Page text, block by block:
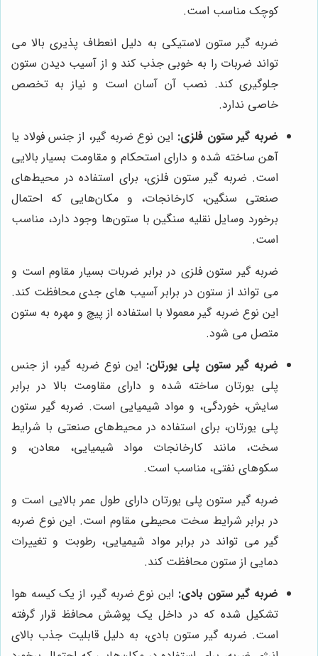
کوچک مناسب است.
ضربه گیر ستون لاستیکی به دلیل انعطاف پذیری بالا می
تواند ضربات را به خوبی جذب کند و از آسیب دیدن ستون
جلوگیری کند. نصب آن آسان است و نیاز به تخصص
خاصی ندارد.
ضربه گیر ستون فلزی: این نوع ضربه گیر، از جنس فولاد یا
آهن ساخته شده و دارای استحکام و مقاومت بسیار بالایی
است. ضربه گیر ستون فلزی، برای استفاده در محیط‌های
صنعتی سنگین، کارخانجات، و مکان‌هایی که احتمال
برخورد وسایل نقلیه سنگین با ستون‌ها وجود دارد، مناسب
است.
ضربه گیر ستون فلزی در برابر ضربات بسیار مقاوم است و
می تواند از ستون در برابر آسیب های جدی محافظت کند.
این نوع ضربه گیر معمولا با استفاده از پیچ و مهره به ستون
متصل می شود.
ضربه گیر ستون پلی یورتان: این نوع ضربه گیر، از جنس
پلی یورتان ساخته شده و دارای مقاومت بالا در برابر
سایش، خوردگی، و مواد شیمیایی است. ضربه گیر ستون
پلی یورتان، برای استفاده در محیط‌های صنعتی با شرایط
سخت، مانند کارخانجات مواد شیمیایی، معادن، و
سکوهای نفتی، مناسب است.
ضربه گیر ستون پلی یورتان دارای طول عمر بالایی است و
در برابر شرایط سخت محیطی مقاوم است. این نوع ضربه
گیر می تواند در برابر مواد شیمیایی، رطوبت و تغییرات
دمایی از ستون محافظت کند.
ضربه گیر ستون بادی: این نوع ضربه گیر، از یک کیسه هوا
تشکیل شده که در داخل یک پوشش محافظ قرار گرفته
است. ضربه گیر ستون بادی، به دلیل قابلیت جذب بالای